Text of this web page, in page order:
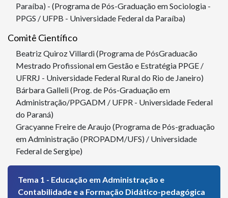
Paraíba) - (Programa de Pós-Graduação em Sociologia -
PPGS / UFPB - Universidade Federal da Paraíba)
Comitê Científico
Beatriz Quiroz Villardi (Programa de PósGraduacão
Mestrado Profissional em Gestão e Estratégia PPGE /
UFRRJ - Universidade Federal Rural do Rio de Janeiro)
Bárbara Galleli (Prog. de Pós-Graduação em
Administração/PPGADM / UFPR - Universidade Federal
do Paraná)
Gracyanne Freire de Araujo (Programa de Pós-graduação
em Administração (PROPADM/UFS) / Universidade
Federal de Sergipe)
Tema 1 - Educação em Administração e
Contabilidade e a Formação Didático-pedagógica